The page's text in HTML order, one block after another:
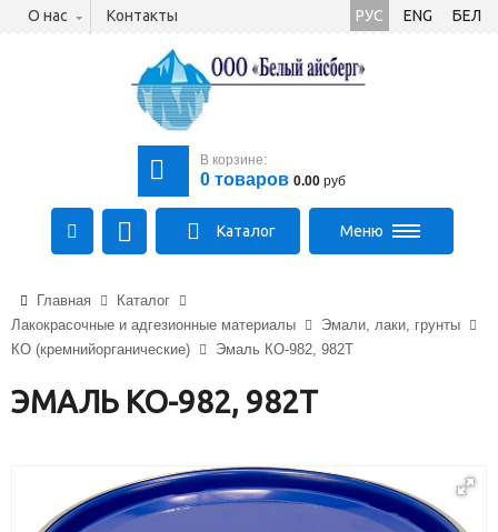
О нас Контакты РУС ENG БЕЛ
В корзине:
0 товаров 0.00 руб
+375 (29) 710-23-43
+375 (33) 315-03-03
aysberg-sales@yandex.by
Каталог Меню
Главная
Каталог
Лакокрасочные и адгезионные материалы
Эмали, лаки, грунты
КО (кремнийорганические)
Эмаль КО-982, 982Т
ЭМАЛЬ КО-982, 982Т